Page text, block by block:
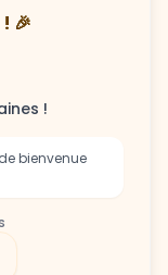
🎉
!
bienvenue